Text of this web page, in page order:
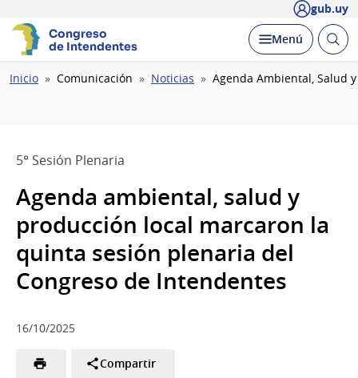
gub.uy
Congreso
de Intendentes
Desplegar
Menú Abrir
Ruta
Inicio Comunicación Noticias Agenda Ambiental, Salud
5° Sesión Plenaria
Agenda ambiental, salud y
producción local marcaron la
quinta sesión plenaria del
Congreso de Intendentes
16/10/2025
Compartir